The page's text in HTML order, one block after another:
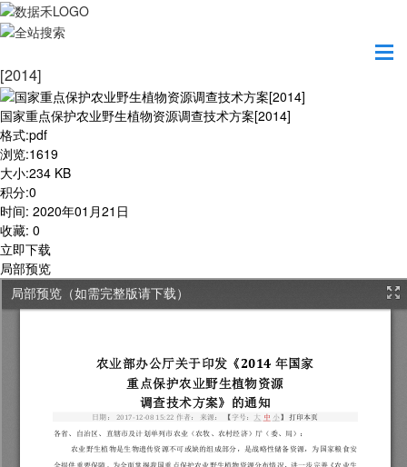
国家重点保护农业野生植物资源调查技术方案
[2014]
国家重点保护农业野生植物资源调查技术方案[2014]
格式:pdf
浏览:1619
大小:234 KB
积分:0
时间: 2020年01月21日
收藏: 0
立即下载
局部预览